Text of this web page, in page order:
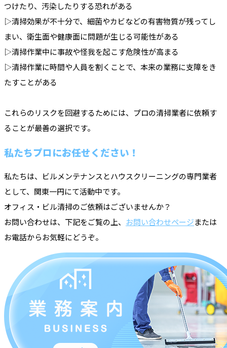
つけたり、汚染したりする恐れがある
▷清掃効果が不十分で、細菌やカビなどの有害物質が残ってし
まい、衛生面や健康面に問題が生じる可能性がある
▷清掃作業中に事故や怪我を起こす危険性が高まる
▷清掃作業に時間や人員を割くことで、本来の業務に支障をき
たすことがある
これらのリスクを回避するためには、プロの清掃業者に依頼す
ることが最善の選択です。
私たちプロにお任せください！
私たちは、ビルメンテナンスとハウスクリーニングの専門業者
として、関東一円にて活動中です。
オフィス・ビル清掃のご依頼はございませんか？
お問い合わせは、下記をご覧の上、 お問い合わせページまたは
お電話からお気軽にどうぞ。